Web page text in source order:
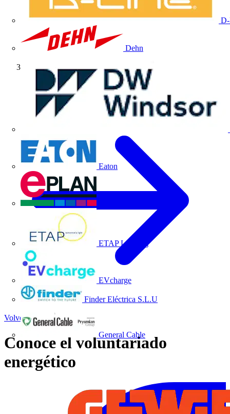
Dehn
Eaton
ETAP Lighting
EVcharge
Finder Eléctrica S.L.U
General Cable
Volti TV
Volver a Noticias
Conoce el voluntariado
energético